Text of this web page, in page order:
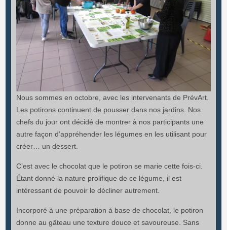
Nous sommes en octobre, avec les intervenants de PrévArt.
Les potirons continuent de pousser dans nos jardins. Nos
chefs du jour ont décidé de montrer à nos participants une
autre façon d’appréhender les légumes en les utilisant pour
créer… un dessert.
C’est avec le chocolat que le potiron se marie cette fois-ci.
Étant donné la nature prolifique de ce légume, il est
intéressant de pouvoir le décliner autrement.
Incorporé à une préparation à base de chocolat, le potiron
donne au gâteau une texture douce et savoureuse. Sans